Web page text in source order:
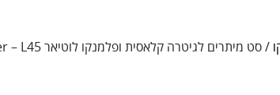
/ סט מיתרים לגיטרה קלאסית ופלמנקו לוטיאר Luthier – L45